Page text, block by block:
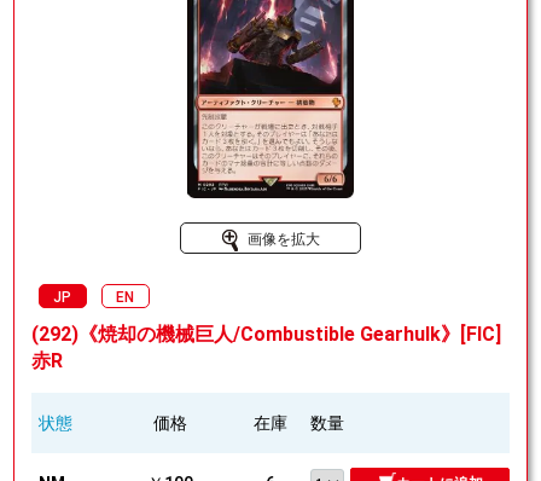
画像を拡大
JP EN
(292)《焼却の機械巨人/Combustible Gearhulk》[FIC]
赤R
状態 価格 在庫 数量